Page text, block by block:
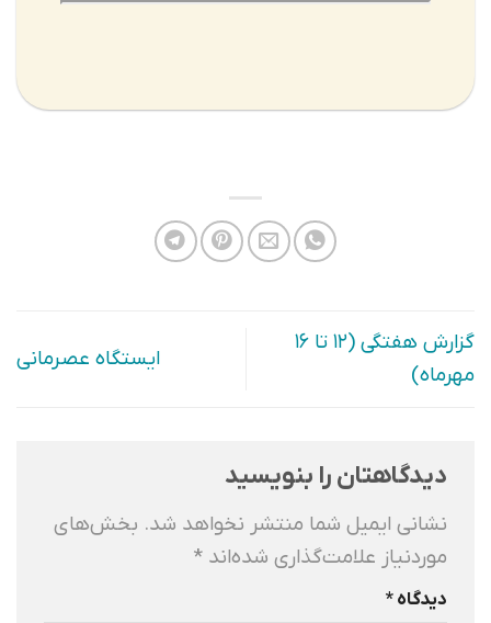
گزارش هفتگی (۱۲ تا ۱۶
مهرماه)
ایستگاه عصرمانی
دیدگاهتان را بنویسید
نشانی ایمیل شما منتشر نخواهد شد. بخش‌های
موردنیاز علامت‌گذاری شده‌اند *
دیدگاه*